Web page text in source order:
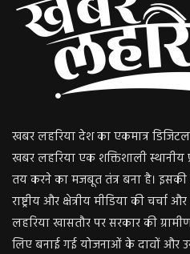
खबर लहरिया देश का एकमात्र डिजिटल
खबर लहरिया एक शक्तिशाली स्थानीय
तय करने का मजबूत तंत्र बना है। इसकी
राष्ट्रीय और क्षेत्रीय मीडिया की
लहरिया खासतौर पर सरकार की
लिए बनाई गई योजनाओं के दावों